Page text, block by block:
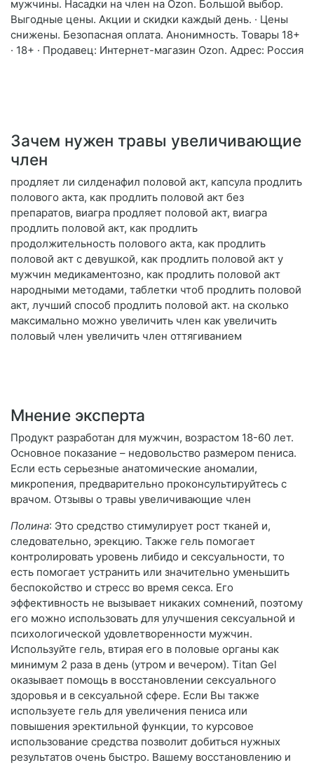
мужчины. Насадки на член на Ozon. Большой выбор.
Выгодные цены. Акции и скидки каждый день. · Цены
снижены. Безопасная оплата. Анонимность. Товары 18+
· 18+ · Продавец: Интернет-магазин Ozon. Адрес: Россия
Зачем нужен травы увеличивающие
член
продляет ли силденафил половой акт, капсула продлить
полового акта, как продлить половой акт без
препаратов, виагра продляет половой акт, виагра
продлить половой акт, как продлить
продолжительность полового акта, как продлить
половой акт с девушкой, как продлить половой акт у
мужчин медикаментозно, как продлить половой акт
народными методами, таблетки чтоб продлить половой
акт, лучший способ продлить половой акт. на сколько
максимально можно увеличить член как увеличить
половый член увеличить член оттягиванием
Мнение эксперта
Продукт разработан для мужчин, возрастом 18-60 лет.
Основное показание – недовольство размером пениса.
Если есть серьезные анатомические аномалии,
микропения, предварительно проконсультируйтесь с
врачом. Отзывы о травы увеличивающие член
Полина: Это средство стимулирует рост тканей и,
следовательно, эрекцию. Также гель помогает
контролировать уровень либидо и сексуальности, то
есть помогает устранить или значительно уменьшить
беспокойство и стресс во время секса. Его
эффективность не вызывает никаких сомнений, поэтому
его можно использовать для улучшения сексуальной и
психологической удовлетворенности мужчин.
Используйте гель, втирая его в половые органы как
минимум 2 раза в день (утром и вечером). Titan Gel
оказывает помощь в восстановлении сексуального
здоровья и в сексуальной сфере. Если Вы также
используете гель для увеличения пениса или
повышения эректильной функции, то курсовое
использование средства позволит добиться нужных
результатов очень быстро. Вашему восстановлению и